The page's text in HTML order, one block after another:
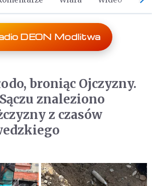
DEON Modlitwa
broniąc Ojczyzny.
znaleziono
z czasów